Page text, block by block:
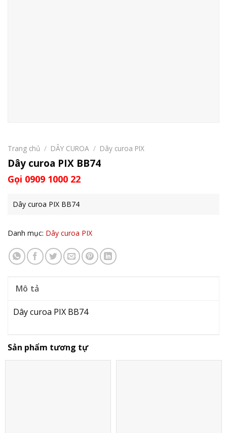
Trang chủ / DÂY CUROA / Dây curoa PIX
Dây curoa PIX BB74
Gọi 0909 1000 22
Dây curoa PIX BB74
Danh mục: Dây curoa PIX
Mô tả
Dây curoa PIX BB74
Sản phẩm tương tự